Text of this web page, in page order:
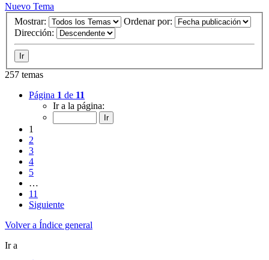
Nuevo Tema
Mostrar:
Ordenar por:
Dirección:
257 temas
Página 1 de 11
Ir a la página:
1
2
3
4
5
…
11
Siguiente
Volver a Índice general
Ir a